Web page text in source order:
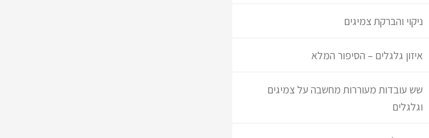
ניקוי והברקת צמיגים
איזון גלגלים – הסיפור המלא
שש עובדות מעוררות מחשבה על צמיגים
וגלגלים